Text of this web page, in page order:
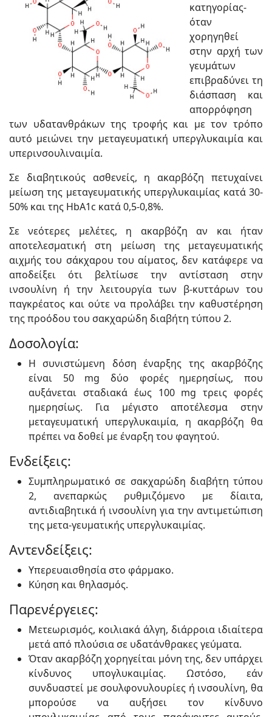
κατηγορίας-
όταν
χορηγηθεί
στην αρχή των
γευμάτων
επιβραδύνει τη
διάσπαση και
απορρόφηση
των υδατανθράκων της τροφής και με τον τρόπο
αυτό μειώνει την μεταγευματική υπεργλυκαιμία και
υπερινσουλιναιμία.
Σε διαβητικούς ασθενείς, η ακαρβόζη πετυχαίνει
μείωση της μεταγευματικής υπεργλυκαιμίας κατά 30-
50% και της HbA1c κατά 0,5-0,8%.
Σε νεότερες μελέτες, η ακαρβόζη αν και ήταν
αποτελεσματική στη μείωση της μεταγευματικής
αιχμής του σάκχαρου του αίματος, δεν κατάφερε να
αποδείξει ότι βελτίωσε την αντίσταση στην
ινσουλίνη ή την λειτουργία των β-κυττάρων του
παγκρέατος και ούτε να προλάβει την καθυστέρηση
της προόδου του σακχαρώδη διαβήτη τύπου 2.
Δοσολογία:
Η συνιστώμενη δόση έναρξης της ακαρβόζης
είναι 50 mg δύο φορές ημερησίως, που
αυξάνεται σταδιακά έως 100 mg τρεις φορές
ημερησίως. Για μέγιστο αποτέλεσμα στην
μεταγευματική υπεργλυκαιμία, η ακαρβόζη θα
πρέπει να δοθεί με έναρξη του φαγητού.
Ενδείξεις:
Συμπληρωματικό σε σακχαρώδη διαβήτη τύπου
2, ανεπαρκώς ρυθμιζόμενο με δίαιτα,
αντιδιαβητικά ή ινσουλίνη για την αντιμετώπιση
της μετα-γευματικής υπεργλυκαιμίας.
Αντενδείξεις:
Υπερευαισθησία στο φάρμακο.
Κύηση και θηλασμός.
Παρενέργειες:
Μετεωρισμός, κοιλιακά άλγη, διάρροια ιδιαίτερα
μετά από πλούσια σε υδατάνθρακες γεύματα.
Όταν ακαρβόζη χορηγείται μόνη της, δεν υπάρχει
κίνδυνος υπογλυκαιμίας. Ωστόσο, εάν
συνδυαστεί με σουλφονυλουρίες ή ινσουλίνη, θα
μπορούσε να αυξήσει τον κίνδυνο